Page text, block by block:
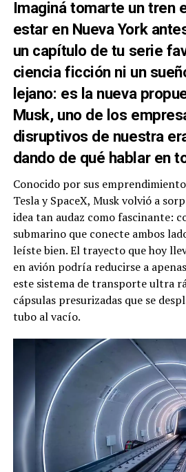
Imaginá tomarte un tren
estar en Nueva York
un capítulo de tu serie
ciencia ficción ni un
lejano: es la nueva
Musk, uno de los
disruptivos de nuestra
dando de qué hablar en
Conocido por sus
Tesla y SpaceX, Musk volvió a
idea tan audaz como fascinante:
submarino que conecte ambos
leíste bien. El trayecto que hoy
en avión podría reducirse a
este sistema de transporte ultra
cápsulas presurizadas que se
tubo al vacío.